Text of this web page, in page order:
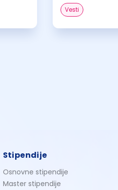
Vesti
Stipendije
Osnovne stipendije
Master stipendije